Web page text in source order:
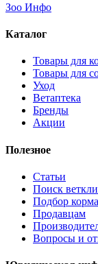
Зоо Инфо
Каталог
Товары для
Товары для
Уход
Ветаптека
Бренды
Акции
Полезное
Статьи
Поиск
Подбор корма
Продавцам
Вопросы и